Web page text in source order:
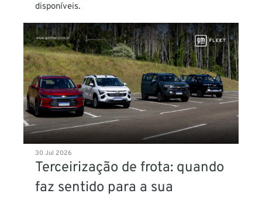
disponíveis.
30 Jul 2026
Terceirização de frota: quando
faz sentido para a sua